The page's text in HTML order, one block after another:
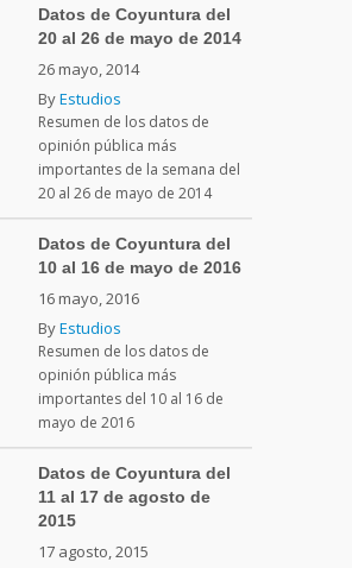
Datos de Coyuntura del
20 al 26 de mayo de 2014
26 mayo, 2014
ByEstudios
Resumen de los datos de
opinión pública más
importantes de la semana del
20 al 26 de mayo de 2014
Datos de Coyuntura del
10 al 16 de mayo de 2016
16 mayo, 2016
ByEstudios
Resumen de los datos de
opinión pública más
importantes del 10 al 16 de
mayo de 2016
Datos de Coyuntura del
11 al 17 de agosto de
2015
17 agosto, 2015